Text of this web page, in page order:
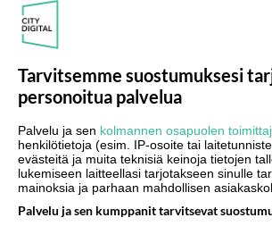
osaa kirjoittaa oikein mitään niin
paranevat tuntuvasti, jos kertoo edes
“Mielestäni oma profiilini on aika
positiivista palautetta siitä kun olen
itsestäni, vaikka en olekkaan kuvaani
deittailija, joka toivoo muilta profiileilta
“Profiilin vapaaseen tekstiosioon olisi
Tarvitsemme suostumuksesi
personoitua palvelua
Palvelu ja sen kolmannen osapuolen
henkilötietoja (esim. IP-osoite tai
evästeitä ja muita teknisiä keinoja tietojen
lukemiseen laitteellasi tarjotakseen sinulle
mainoksia ja parhaan mahdollisen
Palvelu ja sen kumppanit tarvitsevat